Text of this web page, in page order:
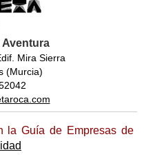
Aventura
Mira Sierra
(Murcia)
la Guía de Empresas de